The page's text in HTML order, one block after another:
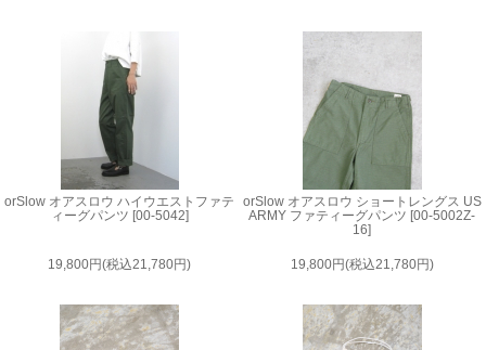
orSlow オアスロウ ハイウエストファテ
ィーグパンツ [00-5042]
19,800円(税込21,780円)
orSlow オアスロウ ショートレングス US
ARMY ファティーグパンツ [00-5002Z-
16]
19,800円(税込21,780円)